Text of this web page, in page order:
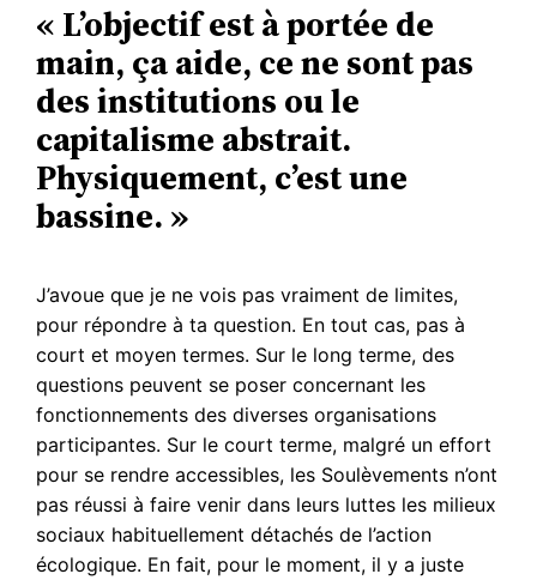
« L’objectif est à portée de
main, ça aide, ce ne sont pas
des institutions ou le
capitalisme abstrait.
Physiquement, c’est une
bassine. »
J’avoue que je ne vois pas vraiment de limites,
pour répondre à ta question. En tout cas, pas à
court et moyen termes. Sur le long terme, des
questions peuvent se poser concernant les
fonctionnements des diverses organisations
participantes. Sur le court terme, malgré un effort
pour se rendre accessibles, les Soulèvements n’ont
pas réussi à faire venir dans leurs luttes les milieux
sociaux habituellement détachés de l’action
écologique. En fait, pour le moment, il y a juste